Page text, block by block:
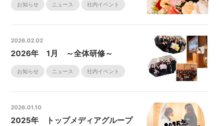
お知らせ ニュース 社内イベント
2026.02.02
2026年 1月 ～全体研修～
お知らせ ニュース 社内イベント
2026.01.10
2025年 トップメディアグループ